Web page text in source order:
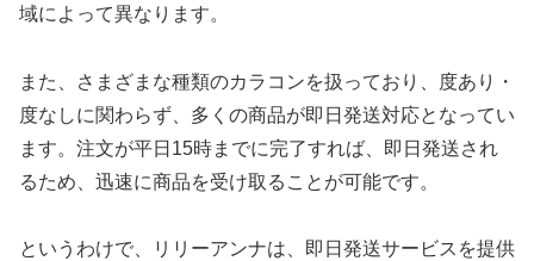
域によって異なります。
また、さまざまな種類のカラコンを扱っており、度あり・
度なしに関わらず、多くの商品が即日発送対応となってい
ます。注文が平日15時までに完了すれば、即日発送され
るため、迅速に商品を受け取ることが可能です。
というわけで、リリーアンナは、即日発送サービスを提供